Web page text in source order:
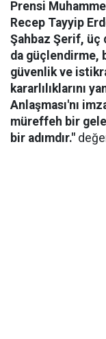
Prensi
Recep Tayyip
Şahbaz Şerif,
da güçlendirme,
güvenlik ve
kararlılıklarını
Anlaşması'nı
müreffeh bir
bir adımdır."